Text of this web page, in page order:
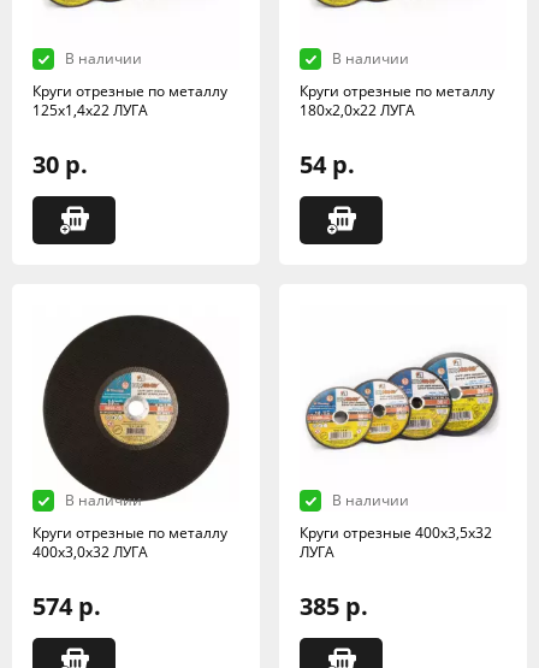
В наличии
Круги отрезные по металлу
125х1,4х22 ЛУГА
30 р.
В наличии
Круги отрезные по металлу
180х2,0х22 ЛУГА
54 р.
В наличии
Круги отрезные по металлу
400х3,0х32 ЛУГА
574 р.
В наличии
Круги отрезные 400х3,5х32
ЛУГА
385 р.